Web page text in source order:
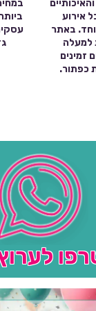
אירוע
באתר
למעלה
זמינים
כפתור.